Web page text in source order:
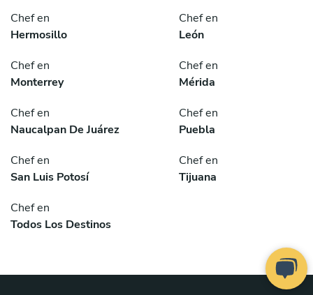
Chef en
Hermosillo
Chef en
León
Chef en
Monterrey
Chef en
Mérida
Chef en
Naucalpan De Juárez
Chef en
Puebla
Chef en
San Luis Potosí
Chef en
Tijuana
Chef en
Todos Los Destinos